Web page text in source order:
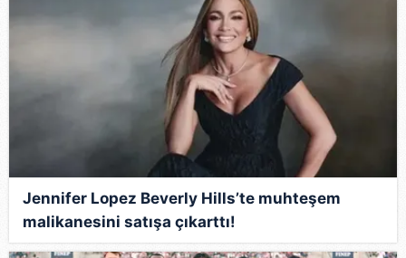
Jennifer Lopez Beverly Hills’te muhteşem
malikanesini satışa çıkarttı!